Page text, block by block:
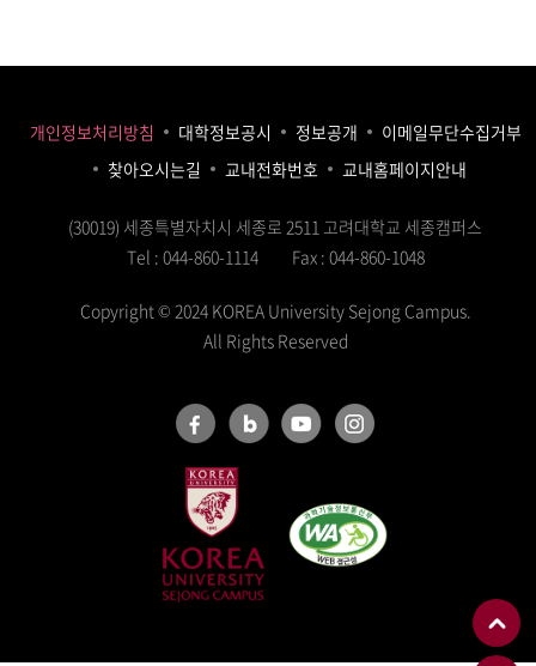
개인정보처리방침 대학정보공시 정보공개
이메일무단수집거부
찾아오시는길
교내전화번호 교내홈페이지안내
(30019) 세종특별자치시 세종로 2511 고려대학교 세종캠퍼스
Tel : 044-860-1114
Fax : 044-860-1048
Copyright © 2024 KOREA University Sejong Campus.
All Rights Reserved